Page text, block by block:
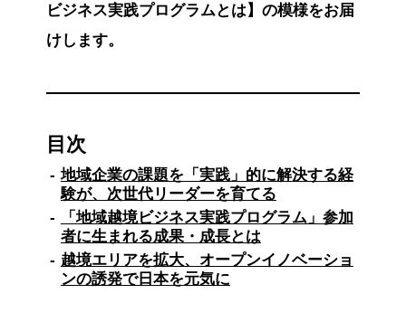
ビジネス実践プログラムとは】の模様をお届
けします。
目次
地域企業の課題を「実践」的に解決する経
験が、次世代リーダーを育てる
「地域越境ビジネス実践プログラム」参加
者に生まれる成果・成長とは
越境エリアを拡大、オープンイノベーショ
ンの誘発で日本を元気に